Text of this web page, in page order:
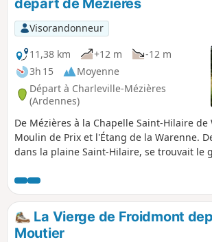
départ de Mézières
Visorandonneur
11,38 km
+12 m
-12 m
3h 15
Moyenne
Départ à Charleville-Mézières
(Ardennes)
De Mézières à la Chapelle Saint-Hilaire
Moulin de Prix et l'Étang de la Warenne.
dans la plaine Saint-Hilaire, se trouvait le
Ardennaises, 04/2020), Cette boucle de
avec une orientation facile, visite le
Mézières, la Tour de l’Eau à Warcq et
La Vierge de Froidmont
Moutier